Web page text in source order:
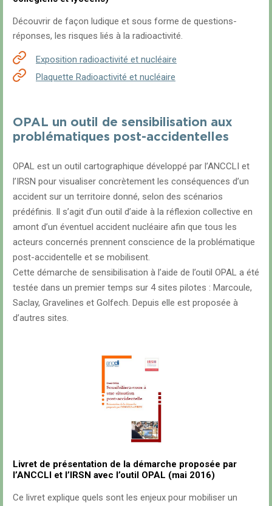
Découvrir de façon ludique et sous forme de questions-
réponses, les risques liés à la radioactivité.
Exposition radioactivité et nucléaire
Plaquette Radioactivité et nucléaire
OPAL un outil de sensibilisation aux
problématiques post-accidentelles
OPAL est un outil cartographique développé par l’ANCCLI et
l’IRSN pour visualiser concrètement les conséquences d’un
accident sur un territoire donné, selon des scénarios
prédéfinis. Il s’agit d’un outil d’aide à la réflexion collective en
amont d’un éventuel accident nucléaire afin que tous les
acteurs concernés prennent conscience de la problématique
post-accidentelle et se mobilisent.
Cette démarche de sensibilisation à l’aide de l’outil OPAL a été
testée dans un premier temps sur 4 sites pilotes : Marcoule,
Saclay, Gravelines et Golfech. Depuis elle est proposée à
d’autres sites.
Livret de présentation de la démarche proposée par
l’ANCCLI et l’IRSN avec l’outil OPAL (mai 2016)
Ce livret explique quels sont les enjeux pour mobiliser un